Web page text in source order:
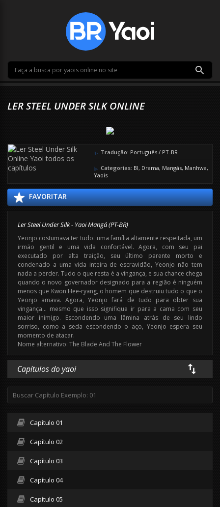
LER STEEL UNDER SILK ONLINE
Tradução: Português / PT-BR
Categorias: Bl, Drama, Mangás, Manhwa,
Yaois
FAVORITAR
Ler Steel Under Silk - Yaoi Mangá (PT-BR)
Yeonjo costumava ter tudo: uma família altamente respeitada, um
irmão gentil e uma vida confortável. Agora, com seu pai
executado por alta traição, seu último parente morto e
condenado a uma vida inteira de escravidão, Yeonjo não tem
nada a perder. Tudo o que resta é a vingança, e sua chance chega
quando o novo governador designado para a região é ninguém
menos que Kwon Hee-ryang, o homem que destruiu tudo o que o
Yeonjo amava. Agora, Yeonjo fará de tudo para obter sua
vingança… mesmo que isso signifique ir para a cama com seu
maior inimigo. Escondendo uma lâmina atrás de seu lindo
sorriso, como a seda escondendo o aço, Yeonjo espera seu
momento de atacar.
Nome alternativo: The Blade And The Flower
Capítulos do yaoi
Capítulo 01
Capítulo 02
Capítulo 03
Capítulo 04
Capítulo 05